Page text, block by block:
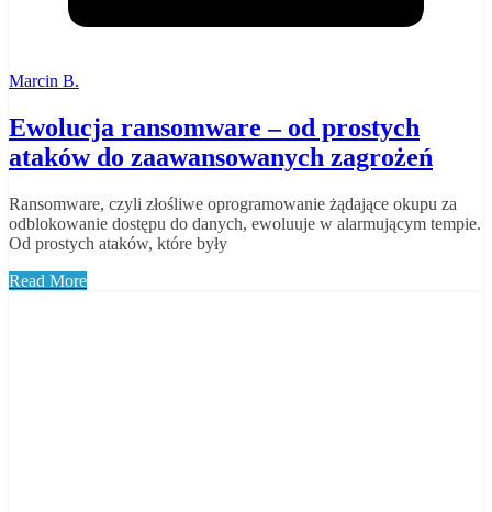
Marcin B.
Ewolucja ransomware – od prostych
ataków do zaawansowanych zagrożeń
Ransomware, czyli złośliwe oprogramowanie żądające okupu za
odblokowanie dostępu do danych, ewoluuje w alarmującym tempie.
Od prostych ataków, które były
Read More